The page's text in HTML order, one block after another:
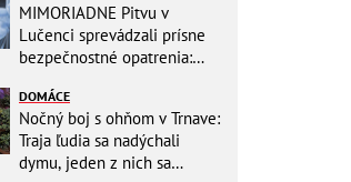
MIMORIADNE Pitvu v
Lučenci sprevádzali prísne
bezpečnostné opatrenia:
DOMÁCE
Nočný boj s ohňom v Trnave:
Traja ľudia sa nadýchali
dymu, jeden z nich sa